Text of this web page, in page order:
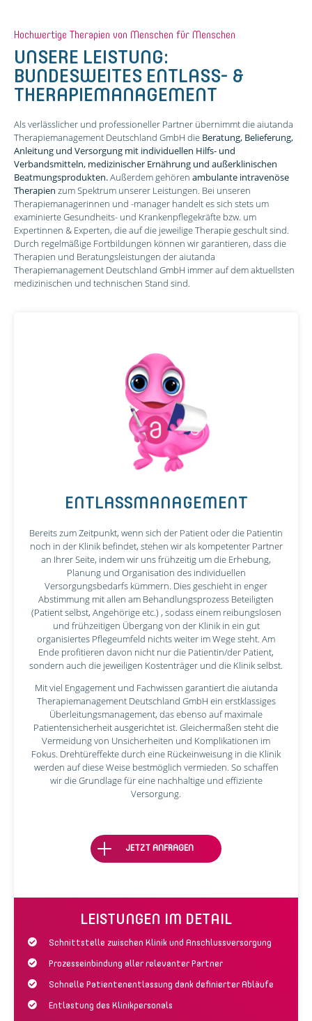
Hochwertige Therapien von Menschen für Menschen
UNSERE LEISTUNG:
BUNDESWEITES ENTLASS- &
THERAPIEMANAGEMENT
Als verlässlicher und professioneller Partner übernimmt die aiutanda
Therapiemanagement Deutschland GmbH die Beratung, Belieferung,
Anleitung und Versorgung mit individuellen Hilfs- und
Verbandsmitteln, medizinischer Ernährung und außerklinischen
Beatmungs­produkten.Außerdem gehören ambulante intravenöse
Therapien zum Spektrum unserer Leistungen. Bei unseren
Therapiemanagerinnen und -manager handelt es sich stets um
examinierte Gesundheits- und Krankenpflegekräfte bzw. um
Expertinnen & Experten, die auf die jeweilige Therapie geschult sind.
Durch regelmäßige Fortbildungen können wir garantieren, dass die
Therapien und Beratungsleistungen der aiutanda
Therapiemanagement Deutschland GmbH immer auf dem aktuellsten
medizinischen und technischen Stand sind.
ENTLASSMANAGEMENT
Bereits zum Zeitpunkt, wenn sich der Patient oder die Patientin
noch in der Klinik befindet, stehen wir als kompetenter Partner
an Ihrer Seite, indem wir uns frühzeitig um die Erhebung,
Planung und Organisation des individuellen
Versorgungsbedarfs kümmern. Dies geschieht in enger
Abstimmung mit allen am Behandlungsprozess Beteiligten
(Patient selbst, Angehörige etc.) , sodass einem reibungslosen
und frühzeitigen Übergang von der Klinik in ein gut
organisiertes Pflegeumfeld nichts weiter im Wege steht. Am
Ende profitieren davon nicht nur die Patientin/der Patient,
sondern auch die jeweiligen Kostenträger und die Klinik selbst.
Mit viel Engagement und Fachwissen garantiert die aiutanda
Therapiemanagement Deutschland GmbH ein erstklassiges
Überleitungsmanagement, das ebenso auf maximale
Patientensicherheit ausgerichtet ist. Gleichermaßen steht die
Vermeidung von Unsicherheiten und Komplikationen im
Fokus. Drehtüreffekte durch eine Rückeinweisung in die Klinik
werden auf diese Weise bestmöglich vermieden. So schaffen
wir die Grundlage für eine nachhaltige und effiziente
Versorgung.
JETZT ANFRAGEN
LEISTUNGEN IM DETAIL
Schnittstelle zwischen Klinik und Anschlussversorgung
Prozesseinbindung aller relevanter Partner
Schnelle Patientenentlassung dank definierter Abläufe
Entlastung des Klinikpersonals